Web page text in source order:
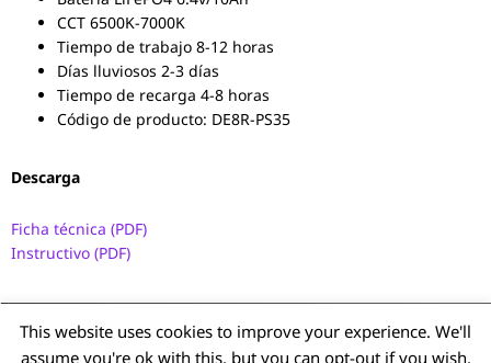
CCT 6500K-7000K
Tiempo de trabajo 8-12 horas
Días lluviosos 2-3 días
Tiempo de recarga 4-8 horas
Código de producto: DE8R-PS35
Descarga
Ficha técnica (PDF)
Instructivo (PDF)
Contáctanos Quienes Somos Blog FAQ Inicio
This website uses cookies to improve your experience. We'll
assume you're ok with this, but you can opt-out if you wish.